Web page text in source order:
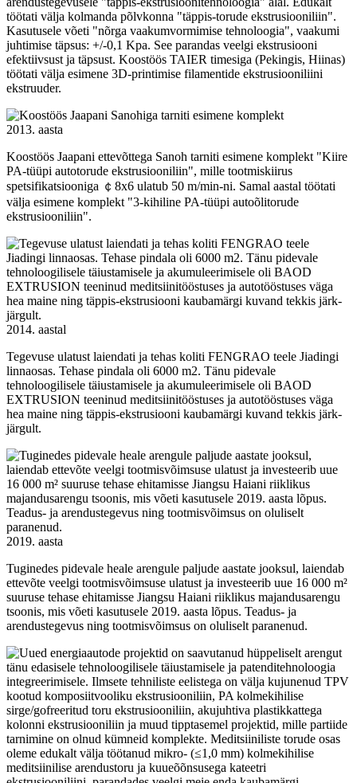
töötati välja kolmanda põlvkonna "täppis-torude ekstrusiooniliin".
Kasutusele võeti "nõrga vaakumvormimise tehnoloogia", vaakumi
juhtimise täpsus: +/-0,1 Kpa. See parandas veelgi ekstrusiooni
efektiivsust ja täpsust. Koostöös TAIER timesiga (Pekingis, Hiinas)
töötati välja esimene 3D-printimise filamentide ekstrusiooniliini
ekstruuder.
2013. aasta
Koostöös Jaapani ettevõttega Sanoh tarniti esimene komplekt "Kiire
PA-tüüpi autotorude ekstrusiooniliin", mille tootmiskiirus
spetsifikatsiooniga ￠8x6 ulatub 50 m/min-ni. Samal aastal töötati
välja esimene komplekt "3-kihiline PA-tüüpi autoõlitorude
ekstrusiooniliin".
2014. aastal
Tegevuse ulatust laiendati ja tehas koliti FENGRAO teele Jiadingi
linnaosas. Tehase pindala oli 6000 m2. Tänu pidevale
tehnoloogilisele täiustamisele ja akumuleerimisele oli BAOD
EXTRUSION teeninud meditsiinitööstuses ja autotööstuses väga
hea maine ning täppis-ekstrusiooni kaubamärgi kuvand tekkis järk-
järgult.
2019. aasta
Tuginedes pidevale heale arengule paljude aastate jooksul, laiendab
ettevõte veelgi tootmisvõimsuse ulatust ja investeerib uue 16 000 m²
suuruse tehase ehitamisse Jiangsu Haiani riiklikus majandusarengu
tsoonis, mis võeti kasutusele 2019. aasta lõpus. Teadus- ja
arendustegevus ning tootmisvõimsus on oluliselt paranenud.